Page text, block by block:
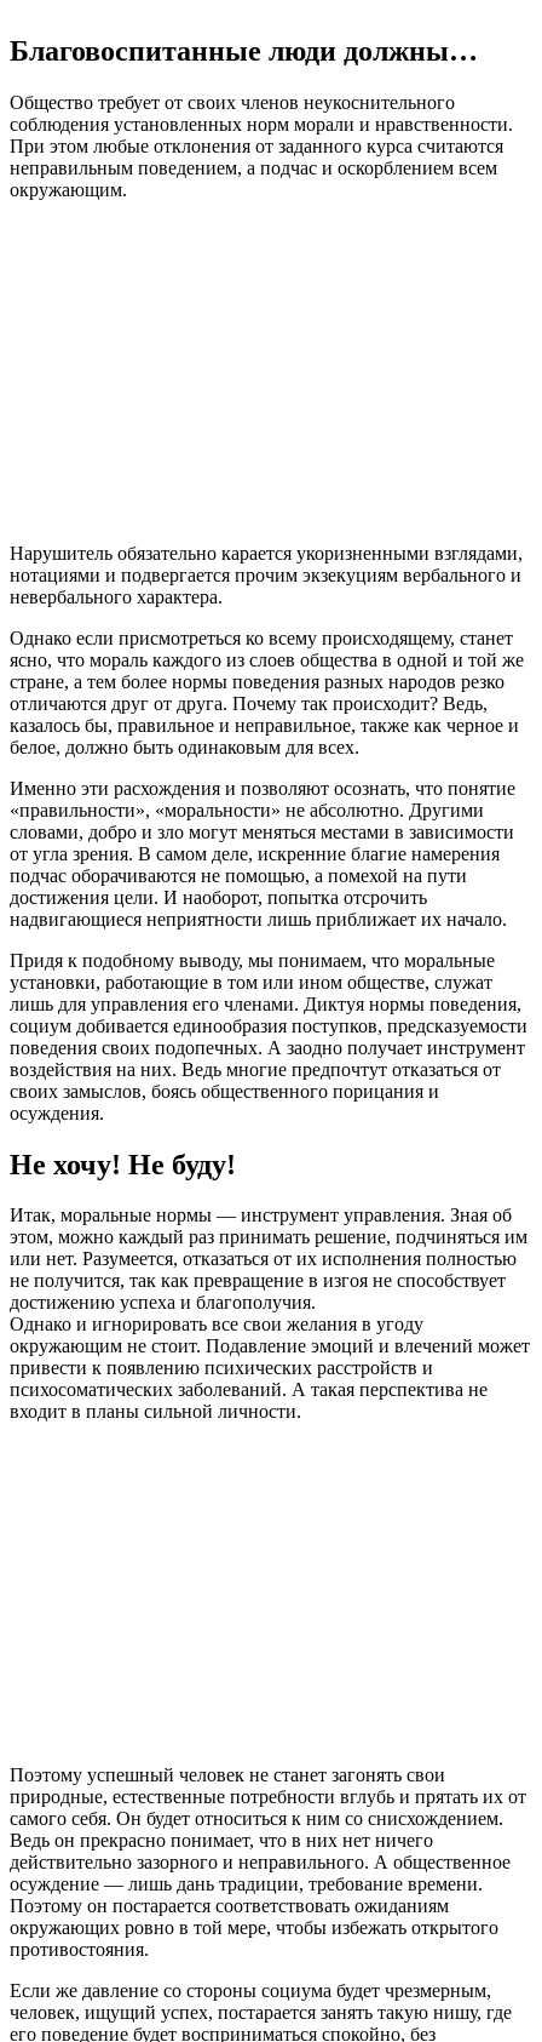
Благовоспитанные люди должны…
Общество требует от своих членов неукоснительного
соблюдения установленных норм морали и нравственности.
При этом любые отклонения от заданного курса считаются
неправильным поведением, а подчас и оскорблением всем
окружающим.
Нарушитель обязательно карается укоризненными взглядами,
нотациями и подвергается прочим экзекуциям вербального и
невербального характера.
Однако если присмотреться ко всему происходящему, станет
ясно, что мораль каждого из слоев общества в одной и той же
стране, а тем более нормы поведения разных народов резко
отличаются друг от друга. Почему так происходит? Ведь,
казалось бы, правильное и неправильное, также как черное и
белое, должно быть одинаковым для всех.
Именно эти расхождения и позволяют осознать, что понятие
«правильности», «моральности» не абсолютно. Другими
словами, добро и зло могут меняться местами в зависимости
от угла зрения. В самом деле, искренние благие намерения
подчас оборачиваются не помощью, а помехой на пути
достижения цели. И наоборот, попытка отсрочить
надвигающиеся неприятности лишь приближает их начало.
Придя к подобному выводу, мы понимаем, что моральные
установки, работающие в том или ином обществе, служат
лишь для управления его членами. Диктуя нормы поведения,
социум добивается единообразия поступков, предсказуемости
поведения своих подопечных. А заодно получает инструмент
воздействия на них. Ведь многие предпочтут отказаться от
своих замыслов, боясь общественного порицания и
осуждения.
Не хочу! Не буду!
Итак, моральные нормы — инструмент управления. Зная об
этом, можно каждый раз принимать решение, подчиняться им
или нет. Разумеется, отказаться от их исполнения полностью
не получится, так как превращение в изгоя не способствует
достижению успеха и благополучия.
Однако и игнорировать все свои желания в угоду
окружающим не стоит. Подавление эмоций и влечений может
привести к появлению психических расстройств и
психосоматических заболеваний. А такая перспектива не
входит в планы сильной личности.
Поэтому успешный человек не станет загонять свои
природные, естественные потребности вглубь и прятать их от
самого себя. Он будет относиться к ним со снисхождением.
Ведь он прекрасно понимает, что в них нет ничего
действительно зазорного и неправильного. А общественное
осуждение — лишь дань традиции, требование времени.
Поэтому он постарается соответствовать ожиданиям
окружающих ровно в той мере, чтобы избежать открытого
противостояния.
Если же давление со стороны социума будет чрезмерным,
человек, ищущий успех, постарается занять такую нишу, где
его поведение будет восприниматься спокойно, без